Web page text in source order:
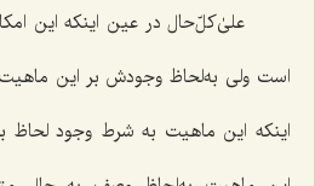
علیٰ‌کلّ‌حال در عین اینکه این
است ولی به‌لحاظ وجودش بر این
اینکه این ماهیت به شرط وجود لحاظ